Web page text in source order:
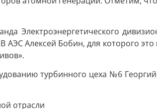
Электроэнергетического
АЭС Алексей Бобин, для которого
турбинного цеха №6